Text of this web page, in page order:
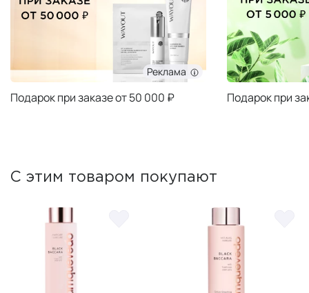
Реклама
Подарок при заказе от 50 000 ₽ Подарок при
С этим товаром покупают